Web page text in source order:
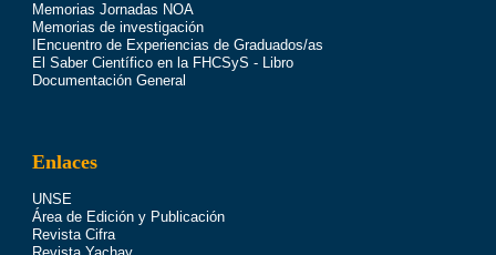
Memorias Jornadas NOA
Memorias de investigación
IEncuentro de Experiencias de Graduados/as
El Saber Científico en la FHCSyS - Libro
Documentación General
Enlaces
UNSE
Área de Edición y Publicación
Revista Cifra